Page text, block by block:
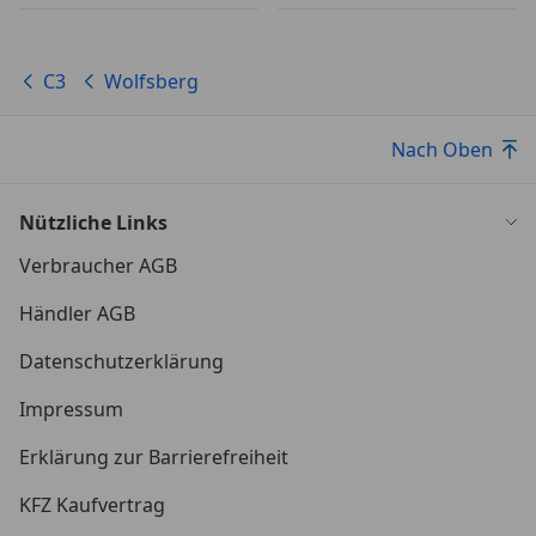
C3 Wolfsberg
Nach Oben
Nützliche Links
Verbraucher AGB
Händler AGB
Datenschutzerklärung
Impressum
Erklärung zur Barrierefreiheit
KFZ Kaufvertrag